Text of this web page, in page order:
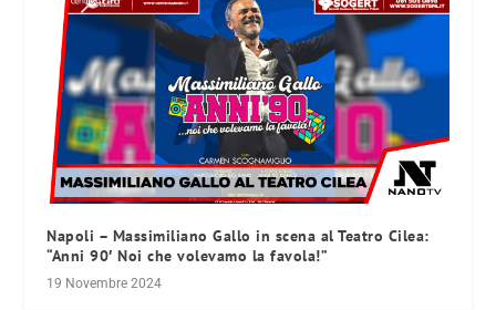
Napoli – Massimiliano Gallo in scena al Teatro Cilea:
“Anni 90′ Noi che volevamo la favola!”
19 Novembre 2024